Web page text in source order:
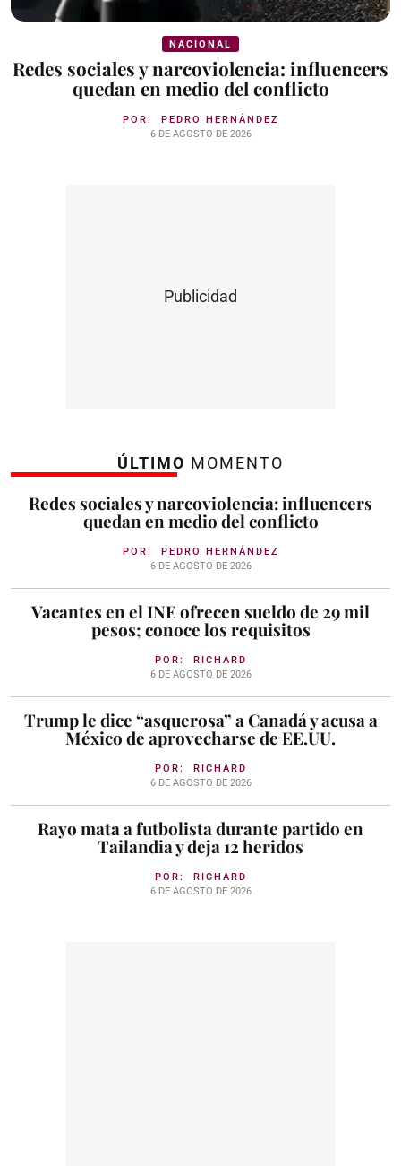
NACIONAL
Redes sociales y narcoviolencia: influencers
quedan en medio del conflicto
POR: PEDRO HERNÁNDEZ
6 DE AGOSTO DE 2026
Publicidad
ÚLTIMO MOMENTO
Redes sociales y narcoviolencia: influencers
quedan en medio del conflicto
POR: PEDRO HERNÁNDEZ
6 DE AGOSTO DE 2026
Vacantes en el INE ofrecen sueldo de 29 mil
pesos; conoce los requisitos
POR: RICHARD
6 DE AGOSTO DE 2026
Trump le dice “asquerosa” a Canadá y acusa a
México de aprovecharse de EE.UU.
POR: RICHARD
6 DE AGOSTO DE 2026
Rayo mata a futbolista durante partido en
Tailandia y deja 12 heridos
POR: RICHARD
6 DE AGOSTO DE 2026